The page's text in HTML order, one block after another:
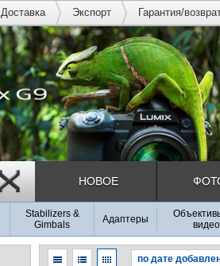
Доставка Экспорт Гарантия/
НОВОЕ
Stabilizers &
Gimbals
Адаптеры